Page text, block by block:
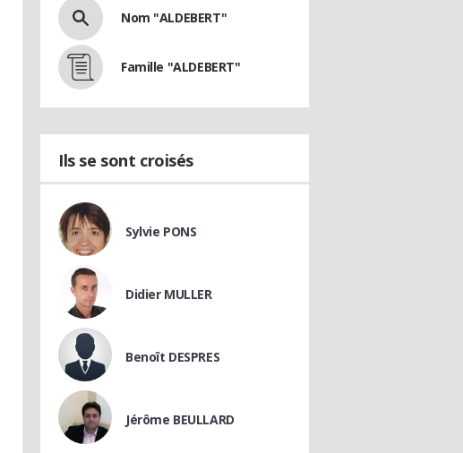
Nom "ALDEBERT"
Famille "ALDEBERT"
Ils se sont croisés
Sylvie PONS
Didier MULLER
Benoît DESPRES
Jérôme BEULLARD